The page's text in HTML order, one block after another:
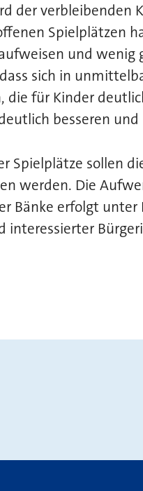
der verbleibenden
Spielplätzen
und
sich in
für Kinder
besseren
Spielplätze sollen
werden. Die
Bänke erfolgt
interessierter